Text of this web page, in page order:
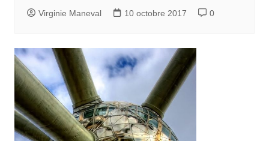
Virginie Maneval 10 octobre 2017 0